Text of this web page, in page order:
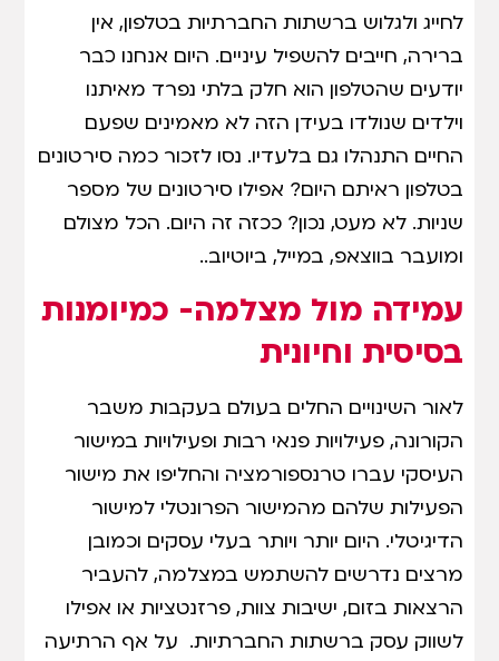
לחייג ולגלוש ברשתות החברתיות בטלפון, אין
ברירה, חייבים להשפיל עיניים. היום אנחנו כבר
יודעים שהטלפון הוא חלק בלתי נפרד מאיתנו
וילדים שנולדו בעידן הזה לא מאמינים שפעם
החיים התנהלו גם בלעדיו. נסו לזכור כמה סירטונים
בטלפון ראיתם היום? אפילו סירטונים של מספר
שניות. לא מעט, נכון? ככזה זה היום. הכל מצולם
ומועבר בווצאפ, במייל, ביוטיוב..
עמידה מול מצלמה- כמיומנות
בסיסית וחיונית
לאור השינויים החלים בעולם בעקבות משבר
הקורונה, פעילויות פנאי רבות ופעילויות במישור
העיסקי עברו טרנספורמציה והחליפו את מישור
הפעילות שלהם מהמישור הפרונטלי למישור
הדיגיטלי. היום יותר ויותר בעלי עסקים וכמובן
מרצים נדרשים להשתמש במצלמה, להעביר
הרצאות בזום, ישיבות צוות, פרזנטציות או אפילו
לשווק עסק ברשתות החברתיות. על אף הרתיעה